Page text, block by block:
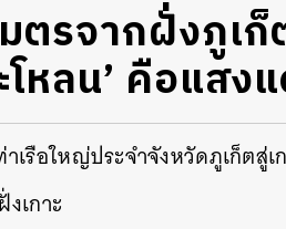
ตรจากฝั่งภูเ
หลน’ คือแสง
เรือใหญ่ประจำจังหวัดภูเก็ตสู่เ
เกาะ